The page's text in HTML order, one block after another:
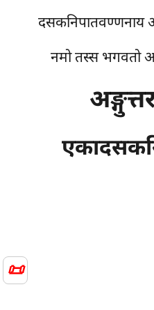
📜
दसकनिपातवण्णनाय
नमो तस्स भगवतो